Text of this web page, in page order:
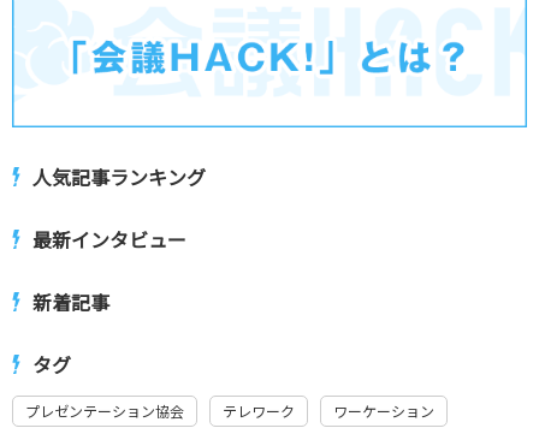
人気記事ランキング
最新インタビュー
新着記事
タグ
プレゼンテーション協会 テレワーク ワーケーション